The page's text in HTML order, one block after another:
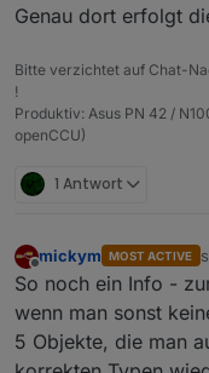
EDIT: Ach so
state (letzte
Genau dort erfolgt
Bitte verzichtet auf Chat-
!
Produktiv: Asus PN 42 /
openCCU)
1 Antwort
Offline
mickym MOST ACTIVE
So noch ein Info -
wenn man sonst
5 Objekte, die man